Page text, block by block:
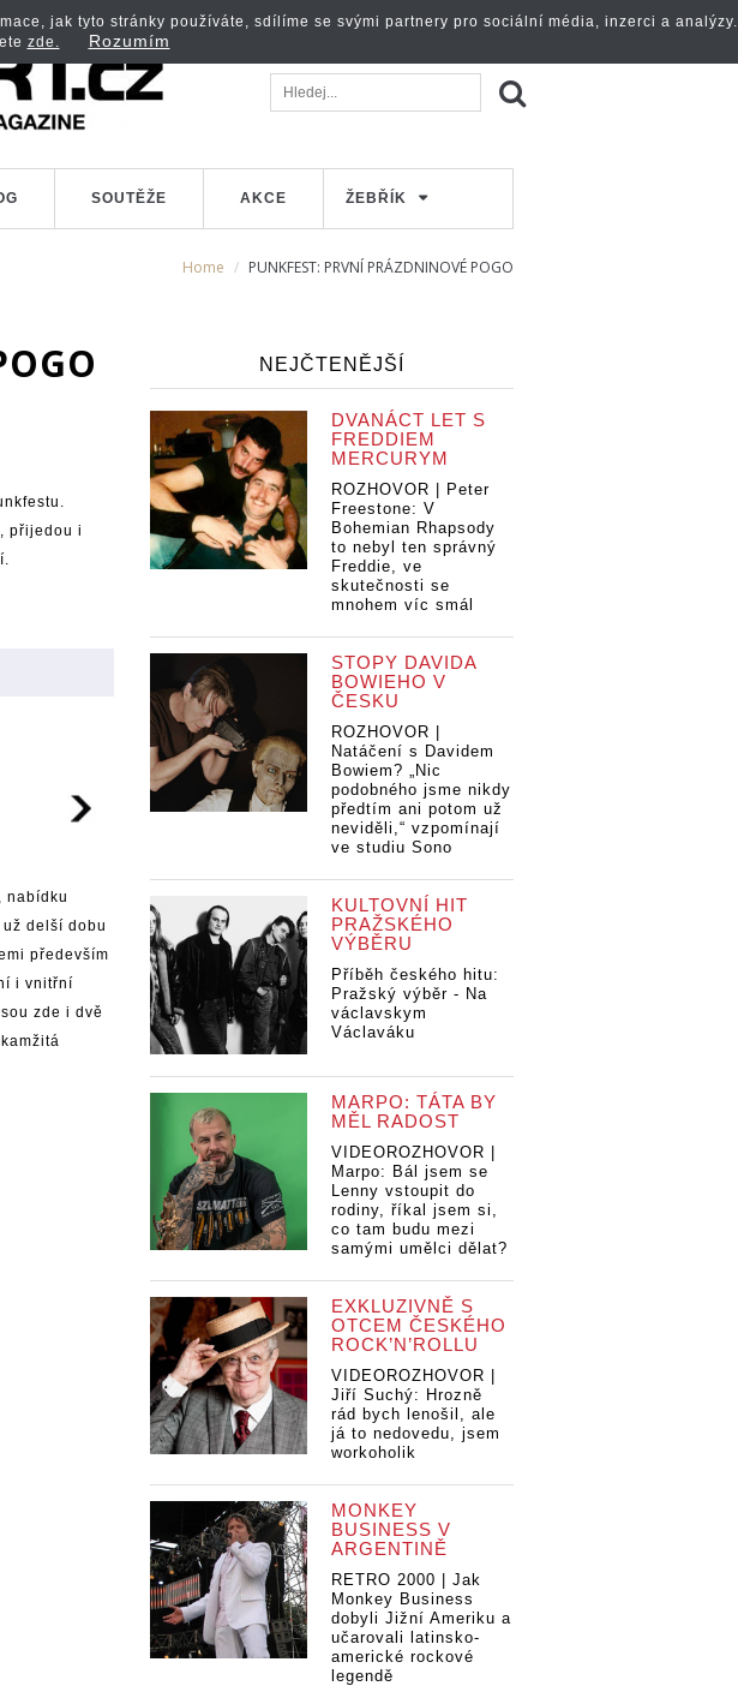
SOUTĚŽE AKCE ŽEBŘÍK
Home PUNKFEST: PRVNÍ PRÁZDNINOVÉ POGO
přijedou i
nabídku
delší dobu
především
i vnitřní
zde i dvě
NEJČTENĚJŠÍ
DVANÁCT LET S
FREDDIEM
MERCURYM
ROZHOVOR | Peter
Freestone: V
Bohemian Rhapsody
to nebyl ten správný
Freddie, ve
skutečnosti se
mnohem víc smál
STOPY DAVIDA
BOWIEHO V
ČESKU
ROZHOVOR |
Natáčení s Davidem
Bowiem? „Nic
podobného jsme nikdy
předtím ani potom už
neviděli,“ vzpomínají
ve studiu Sono
KULTOVNÍ HIT
PRAŽSKÉHO
VÝBĚRU
Příběh českého hitu:
Pražský výběr - Na
václavskym
Václaváku
MARPO: TÁTA BY
MĚL RADOST
VIDEOROZHOVOR |
Marpo: Bál jsem se
Lenny vstoupit do
rodiny, říkal jsem si,
co tam budu mezi
samými umělci dělat?
EXKLUZIVNĚ S
OTCEM ČESKÉHO
ROCK’N’ROLLU
VIDEOROZHOVOR |
Jiří Suchý: Hrozně
rád bych lenošil, ale
já to nedovedu, jsem
workoholik
MONKEY
BUSINESS V
ARGENTINĚ
RETRO 2000 | Jak
Monkey Business
dobyli Jižní Ameriku a
učarovali latinsko-
americké rockové
legendě
jak tyto stránky používáte, sdílíme se svými partnery pro sociální média, inzerci a analýzy.
zde. Rozumím